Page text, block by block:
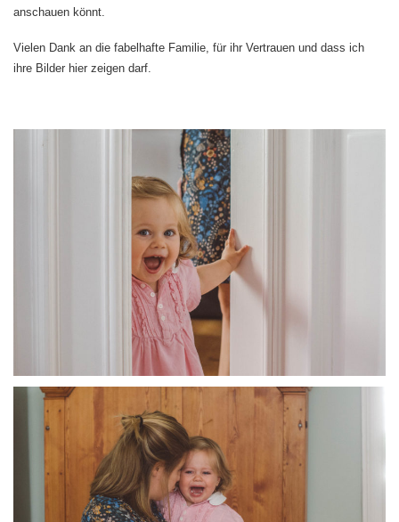
anschauen könnt.
Vielen Dank an die fabelhafte Familie, für ihr Vertrauen und dass ich
ihre Bilder hier zeigen darf.